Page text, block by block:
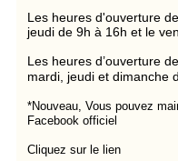
Les heures d'ouverture
jeudi de 9h à 16h et le
Les heures d’ouverture
mardi, jeudi et dimanche
*Nouveau, Vous pouvez
Facebook officiel
Cliquez sur le lien